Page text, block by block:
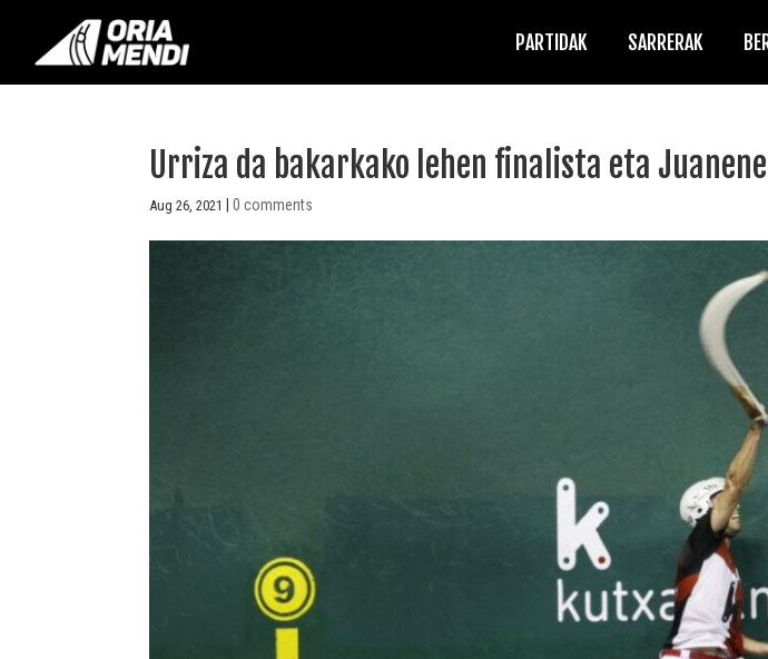
PARTIDAK SARRERAK
Urriza da bakarkako lehen finalista eta
Aug 26, 2021 |0 comments